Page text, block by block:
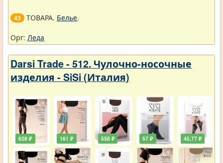
43 ТОВАРА. Белье.
Орг: Леда
Darsi Trade - 512. Чулочно-носочные
изделия - SiSi (Италия)
628 ₽ 161 ₽ 558 ₽ 57 ₽ 45,77 ₽